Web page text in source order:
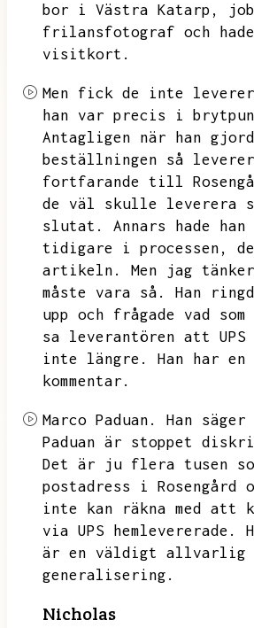
bor i Västra Katarp,
frilansfotograf och
visitkort.
Men fick de inte
han var precis i
Antagligen när han
beställningen så
fortfarande till
de väl skulle leverera
slutat.
Annars hade
tidigare i processen,
artikeln.
Men jag
måste vara så.
Han
upp och frågade vad som
sa leverantören att UPS
inte längre.
Han har
kommentar.
Marco Paduan.
Han säger
Paduan är stoppet
Det är ju flera tusen
postadress i Rosengård
inte kan räkna med att
via UPS hemlevererade.
är en väldigt allvarlig
generalisering.
Nicholas